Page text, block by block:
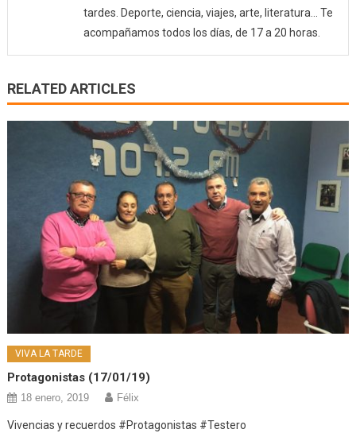
tardes. Deporte, ciencia, viajes, arte, literatura... Te
acompañamos todos los días, de 17 a 20 horas.
RELATED ARTICLES
VIVA LA TARDE
Protagonistas (17/01/19)
18 enero, 2019 Félix
Vivencias y recuerdos #Protagonistas #Testero